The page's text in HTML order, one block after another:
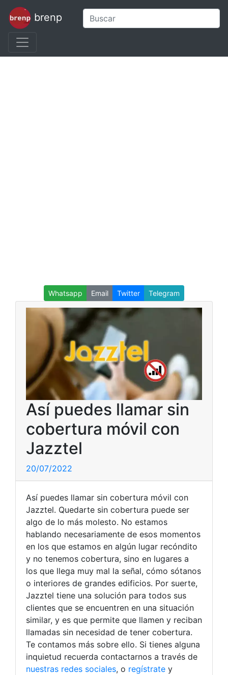
brenp
Whatsapp Email Twitter Telegram
Así puedes llamar sin
cobertura móvil con
Jazztel
20/07/2022
Así puedes llamar sin cobertura móvil con
Jazztel. Quedarte sin cobertura puede ser
algo de lo más molesto. No estamos
hablando necesariamente de esos momentos
en los que estamos en algún lugar recóndito
y no tenemos cobertura, sino en lugares a
los que llega muy mal la señal, cómo sótanos
o interiores de grandes edificios. Por suerte,
Jazztel tiene una solución para todos sus
clientes que se encuentren en una situación
similar, y es que permite que llamen y reciban
llamadas sin necesidad de tener cobertura.
Te contamos más sobre ello. Si tienes alguna
inquietud recuerda contactarnos a través de
nuestras redes sociales, o regístrate y